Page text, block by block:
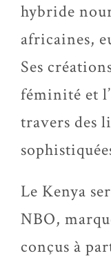
hybride
africaines,
Ses
féminité et
travers des
Le Kenya
NBO,
conçus à